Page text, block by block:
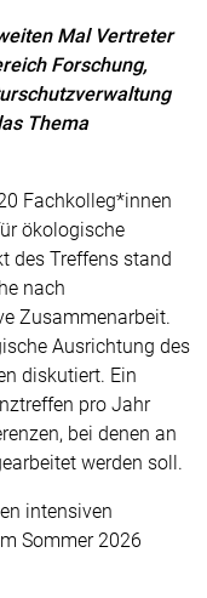
Mal Vertreter
Forschung,
Thema
Fachkolleg*innen
ökologische
des Treffens stand
nach
Zusammenarbeit.
Ausrichtung des
diskutiert. Ein
pro Jahr
bei denen an
werden soll.
intensiven
Sommer 2026